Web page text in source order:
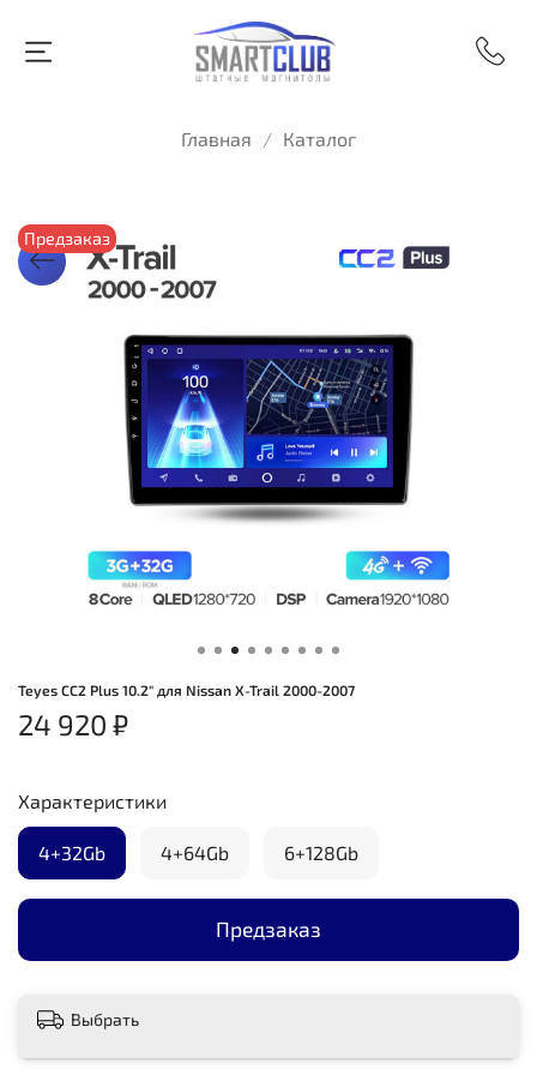
Главная Каталог
Предзаказ
Teyes CC2 Plus 10.2" для Nissan X-Trail 2000-2007
24 920 ₽
Предзаказ
Характеристики
4+32Gb 4+64Gb 6+128Gb
Выбрать